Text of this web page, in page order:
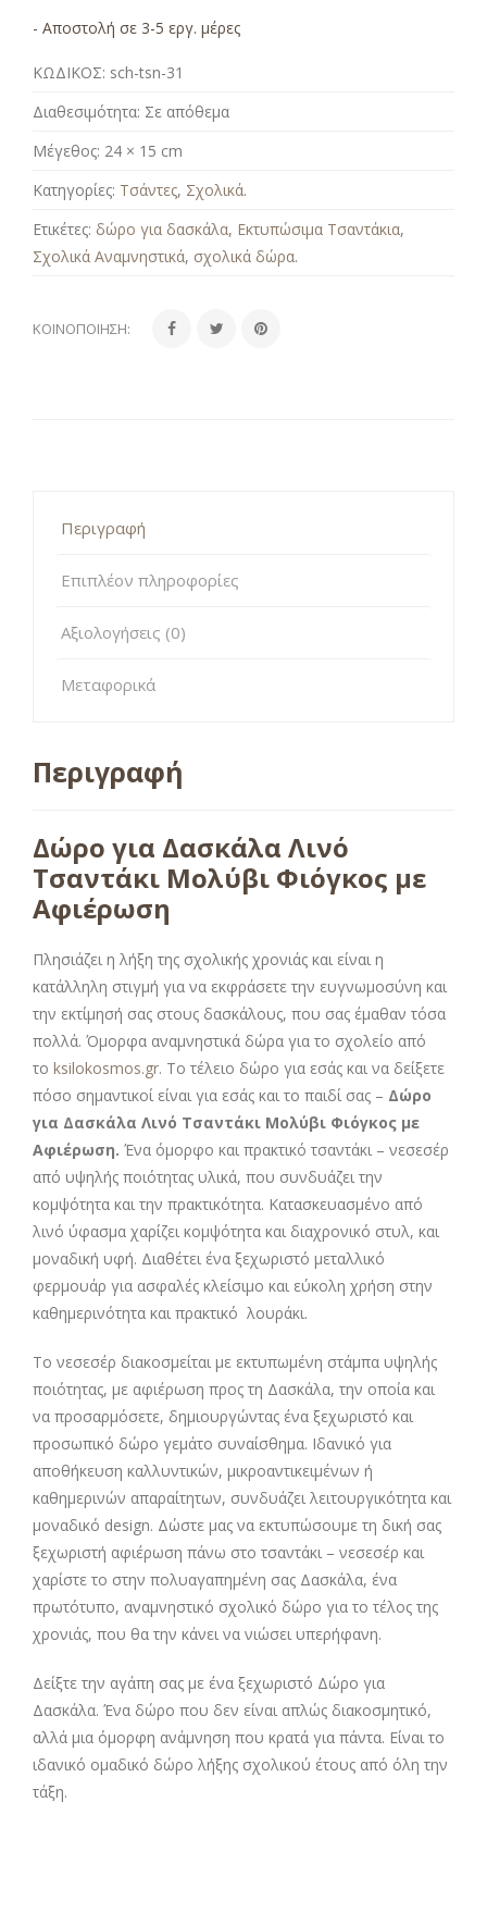
- Αποστολή σε 3-5 εργ. μέρες
ΚΩΔΙΚΟΣ: sch-tsn-31
Διαθεσιμότητα: Σε απόθεμα
Μέγεθος: 24 × 15 cm
Κατηγορίες: Τσάντες, Σχολικά.
Ετικέτες: δώρο για δασκάλα, Εκτυπώσιμα Τσαντάκια,
Σχολικά Αναμνηστικά, σχολικά δώρα.
ΚΟΙΝΟΠΟΊΗΣΗ:
Περιγραφή
Επιπλέον πληροφορίες
Αξιολογήσεις (0)
Μεταφορικά
Περιγραφή
Δώρο για Δασκάλα Λινό
Τσαντάκι Μολύβι Φιόγκος με
Αφιέρωση
Πλησιάζει η λήξη της σχολικής χρονιάς και είναι η
κατάλληλη στιγμή για να εκφράσετε την ευγνωμοσύνη και
την εκτίμησή σας στους δασκάλους, που σας έμαθαν τόσα
πολλά. Όμορφα αναμνηστικά δώρα για το σχολείο από
το ksilokosmos.gr. Το τέλειο δώρο για εσάς και να δείξετε
πόσο σημαντικοί είναι για εσάς και το παιδί σας – Δώρο
για Δασκάλα Λινό Τσαντάκι Μολύβι Φιόγκος με
Αφιέρωση. Ένα όμορφο και πρακτικό τσαντάκι – νεσεσέρ
από υψηλής ποιότητας υλικά, που συνδυάζει την
κομψότητα και την πρακτικότητα. Κατασκευασμένο από
λινό ύφασμα χαρίζει κομψότητα και διαχρονικό στυλ, και
μοναδική υφή. Διαθέτει ένα ξεχωριστό μεταλλικό
φερμουάρ για ασφαλές κλείσιμο και εύκολη χρήση στην
καθημερινότητα και πρακτικό λουράκι.
Το νεσεσέρ διακοσμείται με εκτυπωμένη στάμπα υψηλής
ποιότητας, με αφιέρωση προς τη Δασκάλα, την οποία και
να προσαρμόσετε, δημιουργώντας ένα ξεχωριστό και
προσωπικό δώρο γεμάτο συναίσθημα. Ιδανικό για
αποθήκευση καλλυντικών, μικροαντικειμένων ή
καθημερινών απαραίτητων, συνδυάζει λειτουργικότητα και
μοναδικό design. Δώστε μας να εκτυπώσουμε τη δική σας
ξεχωριστή αφιέρωση πάνω στο τσαντάκι – νεσεσέρ και
χαρίστε το στην πολυαγαπημένη σας Δασκάλα, ένα
πρωτότυπο, αναμνηστικό σχολικ΄ο δώρο για το τέλος της
χρονιάς, που θα την κάνει να νιώσει υπερήφανη.
Δείξτε την αγάπη σας με ένα ξεχωριστό Δώρο για
Δασκάλα. Ένα δώρο που δεν είναι απλώς διακοσμητικό,
αλλά μια όμορφη ανάμνηση που κρατά για πάντα. Είναι το
ιδανικό ομαδικό δώρο λήξης σχολικού έτους από όλη την
τάξη.